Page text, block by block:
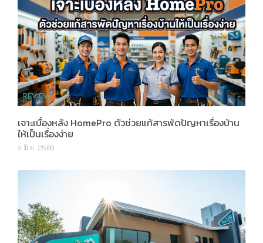
เจาะเบื้องหลัง HomePro ตัวช่วยแก้สารพัดปัญหาเรื่องบ้าน
ให้เป็นเรื่องง่าย
9 มิ.ย. 2569